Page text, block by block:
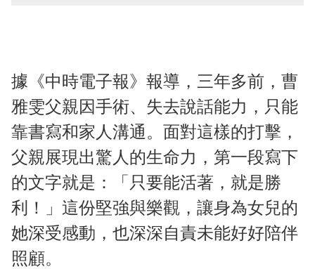
據《中時電子報》報導，三年多前，曹
雅雯父親因手術、失去說話能力，只能
靠書寫和家人溝通。面對這樣的打擊，
父親展現出驚人的生命力，第一段寫下
的文字就是：「只要能活著，就是勝
利！」這份堅強與樂觀，讓身為女兒的
她深受感動，也深深自責未能好好陪伴
照顧。